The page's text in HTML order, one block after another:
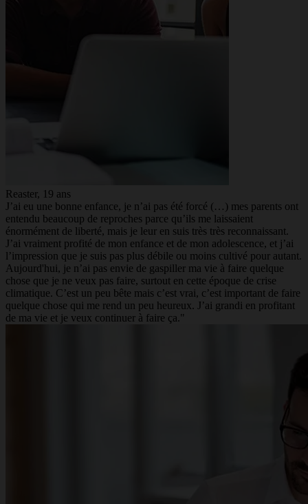
Reaster, 19 ans
J’ai eu une bonne enfance, je n’ai pas été forcé (…) mes parents ont
entendu beaucoup de reproches parce qu’ils me laissaient
énormément de liberté, mais je leur en suis très très reconnaissant.
J’ai vraiment profité de mon enfance et de mon adolescence, et j’ai
l’impression que je suis pas plus débile ou moins cultivé pour autant.
Aujourd'hui, je n’ai pas envie de gaspiller ma vie à faire quelque
chose que je ne veux pas faire, surtout en cette époque de crise
climatique. C’est un peu bête mais c’est vrai, c’est important de faire
quelque chose qui me rend un peu heureux. J’ai grandi en profitant
de ma vie et je veux continuer à faire ça."